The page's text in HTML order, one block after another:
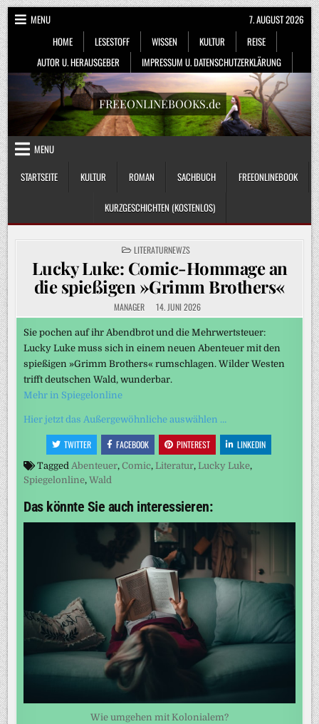
Skip
to
content
MENU
HOME
LESESTOFF WISSEN KULTUR
REISE
AUTOR U. HERAUSGEBER
IMPRESSUM U. DATENSCHUTZERKLÄRUNG
7. AUGUST 2026
FREEONLINEBOOKS.de
MENU
STARTSEITE
KULTUR ROMAN SACHBUCH FREEONLINEBOOK
KURZGESCHICHTEN (KOSTENLOS)
POSTED
IN
LITERATURNEWZS
Lucky Luke: Comic-Hommage an
die spießigen »Grimm Brothers«
MANAGER 14. JUNI 2026
Sie pochen auf ihr Abendbrot und die Mehrwertsteuer:
Lucky Luke muss sich in einem neuen Abenteuer mit den
spießigen »Grimm Brothers« rumschlagen. Wilder Westen
trifft deutschen Wald, wunderbar.
Mehr in Spiegelonline
Hier jetzt das Außergewöhnliche auswählen …
TWITTER FACEBOOK PINTEREST LINKEDIN
Tagged Abenteuer,Comic, Literatur, Lucky Luke,
Spiegelonline,Wald
Das könnte Sie auch interessieren:
Wie umgehen mit Kolonialem?